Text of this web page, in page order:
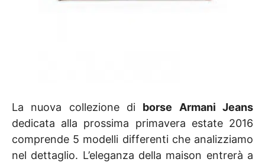
La nuova collezione di borse Armani Jeans
dedicata alla prossima primavera estate 2016
comprende 5 modelli differenti che analizziamo
nel dettaglio. L’eleganza della maison entrerà a